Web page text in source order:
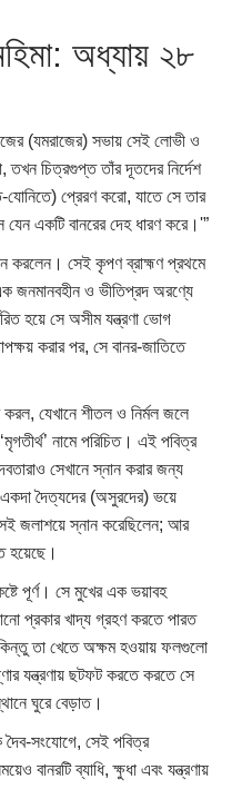
অধ্যায় ২৮
(যমরাজের) সভায় সেই লোভী ও
তখন চিত্রগুপ্ত তাঁর দূতদের নির্দেশ
প্রেরণ করো, যাতে সে তার
একটি বানরের দেহ ধারণ করে।'”
সেই কৃপণ ব্রাহ্মণ প্রথমে
জনমানবহীন ও ভীতিপ্রদ অরণ্যে
হয়ে সে অসীম যন্ত্রণা ভোগ
করার পর, সে বানর-জাতিতে
যেখানে শীতল ও নির্মল জলে
নামে পরিচিত। এই পবিত্র
সেখানে স্নান করার জন্য
দৈত্যদের (অসুরদের) ভয়ে
জলাশয়ে স্নান করেছিলেন; আর
হয়েছে।
পূর্ণ। সে মুখের এক ভয়াবহ
প্রকার খাদ্য গ্রহণ করতে পারত
তা খেতে অক্ষম হওয়ায় ফলগুলো
যন্ত্রণায় ছটফট করতে করতে সে
ঘুরে বেড়াত।
সংযোগে, সেই পবিত্র
বানরটি ব্যাধি, ক্ষুধা এবং যন্ত্রণায়